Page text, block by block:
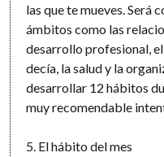
las que te mueves. Será
ámbitos como las
desarrollo profesional,
decía, la salud y la
desarrollar 12 hábitos
muy recomendable
5. El hábito del mes